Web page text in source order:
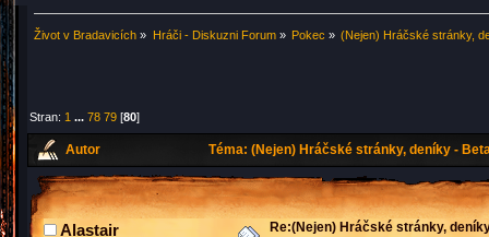
Život v Bradavicích » Hráči - Diskuzni Forum» Pokec » (Nejen) Hráčské stránky,
Stran: 1 ...78 79 [80]
Autor Téma: (Nejen) Hráčské stránky, deníky -
Alastair
Re:(Nejen) Hráčské stránky,